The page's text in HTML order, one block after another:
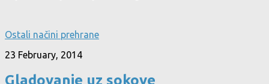
Ostali načini prehrane
23 February, 2014
Gladovanje uz sokove